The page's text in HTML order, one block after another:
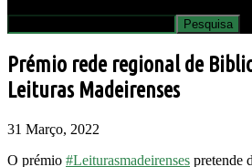
Prémio rede regional de
Leituras Madeirenses
31 Março, 2022
O prémio #Leiturasmadeirenses pretende